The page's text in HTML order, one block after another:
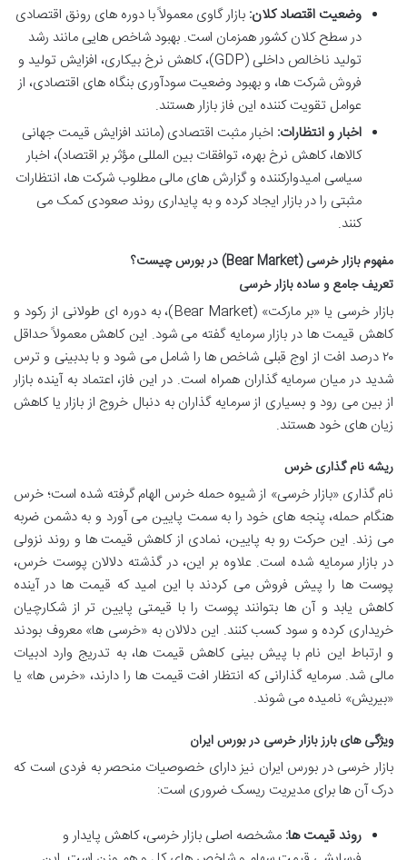
وضعیت اقتصاد کلان: بازار گاوی معمولاً با دوره های رونق اقتصادی
در سطح کلان کشور همزمان است. بهبود شاخص هایی مانند رشد
تولید ناخالص داخلی (GDP)، کاهش نرخ بیکاری، افزایش تولید و
فروش شرکت ها، و بهبود وضعیت سودآوری بنگاه های اقتصادی، از
عوامل تقویت کننده این فاز بازار هستند.
اخبار و انتظارات: اخبار مثبت اقتصادی (مانند افزایش قیمت جهانی
کالاها، کاهش نرخ بهره، توافقات بین المللی مؤثر بر اقتصاد)، اخبار
سیاسی امیدوارکننده و گزارش های مالی مطلوب شرکت ها، انتظارات
مثبتی را در بازار ایجاد کرده و به پایداری روند صعودی کمک می
کنند.
مفهوم بازار خرسی (Bear Market) در بورس چیست؟
تعریف جامع و ساده بازار خرسی
بازار خرسی یا «بر مارکت» (Bear Market)، به دوره ای طولانی از رکود و
کاهش قیمت ها در بازار سرمایه گفته می شود. این کاهش معمولاً حداقل
۲۰ درصد افت از اوج قبلی شاخص ها را شامل می شود و با بدبینی و ترس
شدید در میان سرمایه گذاران همراه است. در این فاز، اعتماد به آینده بازار
از بین می رود و بسیاری از سرمایه گذاران به دنبال خروج از بازار یا کاهش
زیان های خود هستند.
ریشه نام گذاری خرس
نام گذاری «بازار خرسی» از شیوه حمله خرس الهام گرفته شده است؛ خرس
هنگام حمله، پنجه های خود را به سمت پایین می آورد و به دشمن ضربه
می زند. این حرکت رو به پایین، نمادی از کاهش قیمت ها و روند نزولی
در بازار سرمایه شده است. علاوه بر این، در گذشته دلالان پوست خرس،
پوست ها را پیش فروش می کردند با این امید که قیمت ها در آینده
کاهش یابد و آن ها بتوانند پوست را با قیمتی پایین تر از شکارچیان
خریداری کرده و سود کسب کنند. این دلالان به «خرسی ها» معروف بودند
و ارتباط این نام با پیش بینی کاهش قیمت ها، به تدریج وارد ادبیات
مالی شد. سرمایه گذارانی که انتظار افت قیمت ها را دارند، «خرس ها» یا
«بیریش» نامیده می شوند.
ویژگی های بارز بازار خرسی در بورس ایران
بازار خرسی در بورس ایران نیز دارای خصوصیات منحصر به فردی است که
درک آن ها برای مدیریت ریسک ضروری است:
روند قیمت ها: مشخصه اصلی بازار خرسی، کاهش پایدار و